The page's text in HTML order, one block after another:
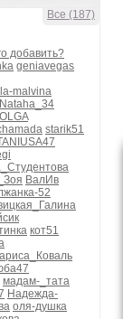
Все (187)
добавить?
geniavegas
malvina
Nataha_34
starik51
ВалИв
52
кот51
мадам-_тата
Надежда-
оля-душка